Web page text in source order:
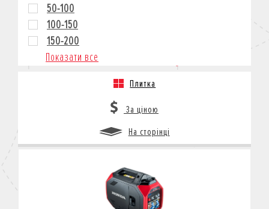
50-100
100-150
150-200
Показати все
Плитка
За ціною
На сторінці